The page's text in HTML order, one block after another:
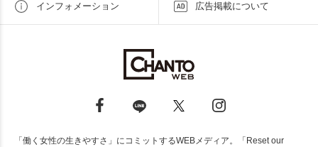
インフォメーション 広告掲載について
「働く女性の生きやすさ」にコミットするWEBメディア。「Reset our